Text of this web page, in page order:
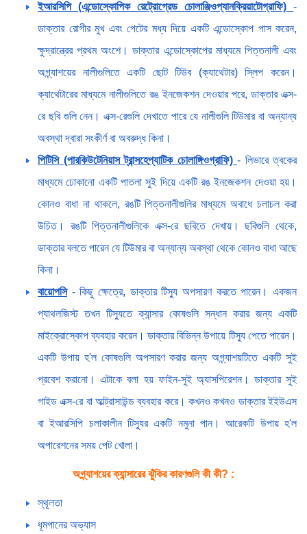
ইআরসিপি (এন্ডোস্কোপিক রেট্রোগ্রেড চোলাঞ্জিওপ্যানক্রিয়াটোগ্রাফি) -
ডাক্তার রোগীর মুখ এবং পেটের মধ্য দিয়ে একটি এন্ডোস্কোপ পাস করেন,
ক্ষুদ্রান্ত্রের প্রথম অংশে। ডাক্তার এন্ডোস্কোপের মাধ্যমে পিত্তনালী এবং
অগ্ন্যাশয়ের নালীগুলিতে একটি ছোট টিউব (ক্যাথেটার) স্লিপ করেন।
ক্যাথেটারের মাধ্যমে নালীগুলিতে রঙ ইনজেকশন দেওয়ার পরে, ডাক্তার এক্স-
রে ছবি গুলি নেন। এক্স-রেগুলি দেখাতে পারে যে নালীগুলি টিউমার বা অন্যান্য
অবস্থা দ্বারা সংকীর্ণ বা অবরুদ্ধ কিনা।
পিটিসি (পারকিউটেনিয়াস ট্রান্সহেপ্যাটিক চোলাঙ্গিওগ্রাফি) - লিভারে ত্বকের
মাধ্যমে ঢোকানো একটি পাতলা সুই দিয়ে একটি রঙ ইনজেকশন দেওয়া হয়।
কোনও বাধা না থাকলে, রঙটি পিত্তনালীগুলির মাধ্যমে অবাধে চলাচল করা
উচিত। রঙটি পিত্তনালীগুলিকে এক্স-রে ছবিতে দেখায়। ছবিগুলি থেকে,
ডাক্তার বলতে পারেন যে টিউমার বা অন্যান্য অবস্থা থেকে কোনও বাধা আছে
কিনা।
বায়োপসি- কিছু ক্ষেত্রে, ডাক্তার টিস্যু অপসারণ করতে পারেন। একজন
প্যাথলজিস্ট তখন টিস্যুতে ক্যান্সার কোষগুলি সন্ধান করার জন্য একটি
মাইক্রোস্কোপ ব্যবহার করেন। ডাক্তার বিভিন্ন উপায়ে টিস্যু পেতে পারেন।
একটি উপায় হ'ল কোষগুলি অপসারণ করার জন্য অগ্ন্যাশয়টিতে একটি সুই
প্রবেশ করানো। এটাকে বলা হয় ফাইন-সুই অ্যাসপিরেশন। ডাক্তার সুই
গাইড এক্স-রে বা আল্ট্রাসাউন্ড ব্যবহার করে। কখনও কখনও ডাক্তার ইইউএস
বা ইআরসিপি চলাকালীন টিস্যুর একটি নমুনা পান। আরেকটি উপায় হ'ল
অপারেশনের সময় পেট খোলা।
অগ্ন্যাশয়ের ক্যান্সারের ঝুঁকির কারণগুলি কী কী? :
স্থূলতা
ধূমপানের অভ্যাস